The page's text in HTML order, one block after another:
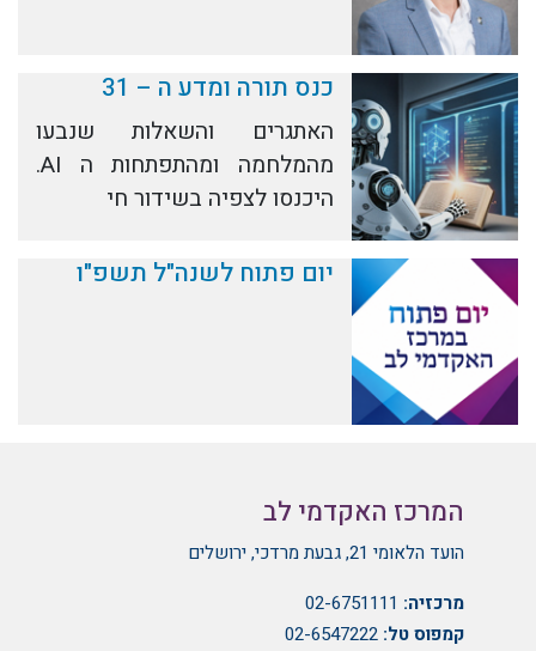
כנס תורה ומדע ה – 31
האתגרים והשאלות שנבעו
מהמלחמה ומהתפתחות ה AI.
היכנסו לצפיה בשידור חי
יום פתוח לשנה"ל תשפ"ו
המרכז האקדמי לב
הועד הלאומי 21, גבעת מרדכי, ירושלים
מרכזיה: 02-6751111
קמפוס טל: 02-6547222